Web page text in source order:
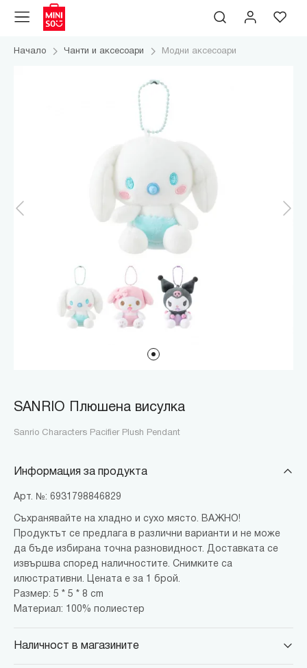
Начало Чанти и аксесоари Модни аксесоари
SANRIO Плюшена висулка
Sanrio Characters Pacifier Plush Pendant
Информация за продукта
Арт. №: 6931798846829
Съхранявайте на хладно и сухо място. ВАЖНО!
Продуктът се предлага в различни варианти и не може
да бъде избирана точна разновидност. Доставката се
извършва според наличностите. Снимките са
илюстративни. Цената е за 1 брой.
Размер: 5 * 5 * 8 cm
Материал: 100% полиестер
Наличност в магазините